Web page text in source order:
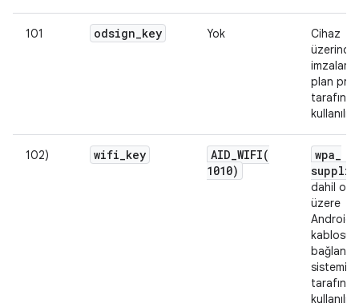
101 odsign_key Yok
Cihaz
üzerinde
plan
kullanılır.
102) wifi_key
AID_WIFI(
1010)
wpa_
dahil
üzere
kablosuz
bağlantı
sistemi
kullanılır.